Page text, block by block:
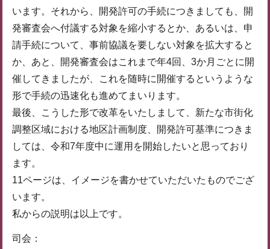
います。それから、開発許可の手続につきましても、開
発審査会へ付議する対象を縮小するとか、あるいは、申
請手続について、事前協議を要しない対象を拡大すると
か、あと、開発審査会はこれまで年4回、3か月ごとに開
催してきましたが、これを随時に開催するというような
形で手続の迅速化も進めてまいります。
最後、こうした形で改革をいたしまして、新たな市街化
調整区域における地区計画制度、開発許可基準につきま
しては、令和7年度中に運用を開始したいと思っており
ます。
11ページは、イメージを書かせていただいたものでござ
います。
私からの説明は以上です。
司会：